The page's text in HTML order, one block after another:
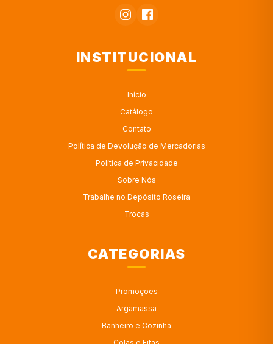
INSTITUCIONAL
Início
Catálogo
Contato
Política de Devolução de Mercadorias
Política de Privacidade
Sobre Nós
Trabalhe no Depósito Roseira
Trocas
CATEGORIAS
Promoções
Argamassa
Banheiro e Cozinha